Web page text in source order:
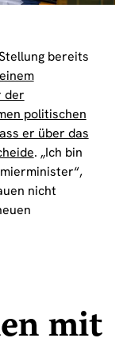
bereits
der
politischen
er über das
. „Ich bin
nicht
mit